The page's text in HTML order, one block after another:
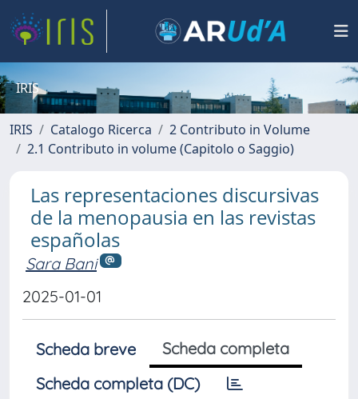
IRIS
IRIS Catalogo Ricerca
2 Contributo in Volume
2.1 Contributo in volume (Capitolo o Saggio)
Las representaciones discursivas
de la menopausia en las revistas
españolas
Sara Bani
2025-01-01
Scheda breve
Scheda completa
Scheda completa (DC)